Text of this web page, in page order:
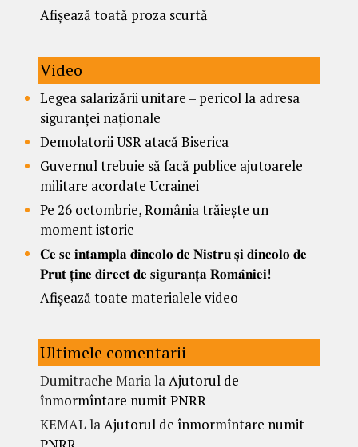
Afișează toată proza scurtă
Video
Legea salarizării unitare – pericol la adresa
siguranței naționale
Demolatorii USR atacă Biserica
Guvernul trebuie să facă publice ajutoarele
militare acordate Ucrainei
Pe 26 octombrie, România trăiește un
moment istoric
𝐂𝐞 𝐬𝐞 𝐢𝐧𝐭𝐚𝐦𝐩𝐥𝐚 𝐝𝐢𝐧𝐜𝐨𝐥𝐨 𝐝𝐞 𝐍𝐢𝐬𝐭𝐫𝐮 𝐬̦𝐢 𝐝𝐢𝐧𝐜𝐨𝐥𝐨 𝐝𝐞
𝐏𝐫𝐮𝐭 𝐭̦𝐢𝐧𝐞 𝐝𝐢𝐫𝐞𝐜𝐭 𝐝𝐞 𝐬𝐢𝐠𝐮𝐫𝐚𝐧𝐭̦𝐚 𝐑𝐨𝐦𝐚̂𝐧𝐢𝐞𝐢!
Afișează toate materialele video
Ultimele comentarii
Dumitrache MarialaAjutorul de
înmormîntare numit PNRR
KEMAL laAjutorul de înmormîntare numit